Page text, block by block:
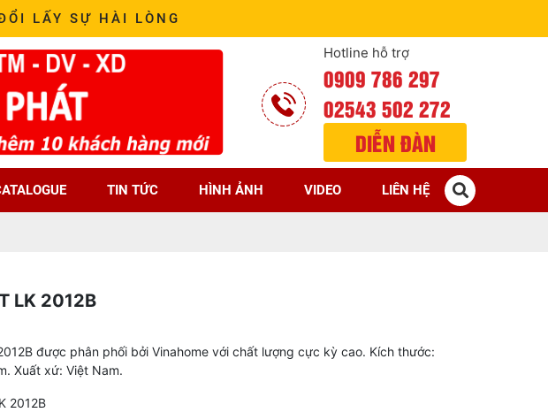
LẤY SỰ HÀI LÒNG
Hotline hỗ trợ
0909 786 297
02543 502 272
DIỄN ĐÀN
TIN TỨC HÌNH ẢNH VIDEO LIÊN HỆ
LK 2012B
được phân phối bởi Vinahome với chất lượng cực kỳ cao. Kích thước:
Xuất xứ: Việt Nam.
2012B